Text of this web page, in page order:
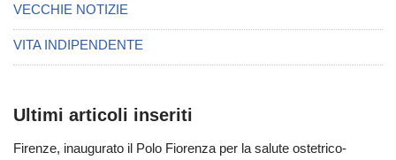
VECCHIE NOTIZIE
VITA INDIPENDENTE
Ultimi articoli inseriti
Firenze, inaugurato il Polo Fiorenza per la salute ostetrico-